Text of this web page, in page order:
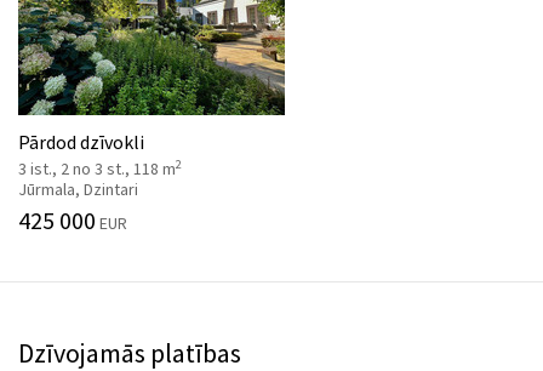
Pārdod dzīvokli
3 ist., 2 no 3 st., 118 m2
Jūrmala, Dzintari
425 000 EUR
Dzīvojamās platības